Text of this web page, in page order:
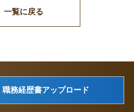
一覧に戻る
職務経歴書アップロード